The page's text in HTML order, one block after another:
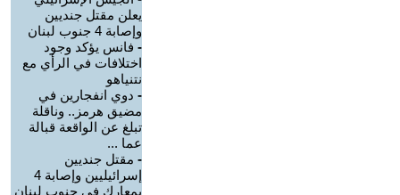
يعلن مقتل جنديين
وإصابة 4 جنوب لبنان
- فانس يؤكد وجود
اختلافات في الرأي مع
نتنياهو
- دوي انفجارين في
مضيق هرمز.. وناقلة
تبلغ عن الواقعة قبالة
عما ...
- مقتل جنديين
إسرائيليين وإصابة 4
بمعارك في جنوب لبنان